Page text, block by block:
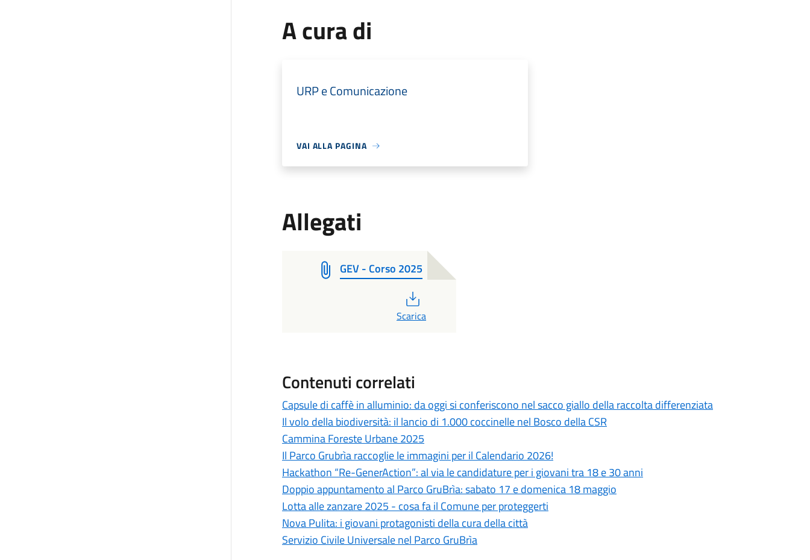
A cura di
URP e Comunicazione
VAI ALLA PAGINA
Allegati
GEV - Corso 2025
Scarica
Contenuti correlati
Capsule di caffè in alluminio: da oggi si conferiscono nel sacco giallo della raccolta differenziata
Il volo della biodiversità: il lancio di 1.000 coccinelle nel Bosco della CSR
Cammina Foreste Urbane 2025
Il Parco Grubrìa raccoglie le immagini per il Calendario 2026!
Hackathon “Re-GenerAction”: al via le candidature per i giovani tra 18 e 30 anni
Doppio appuntamento al Parco GruBrìa: sabato 17 e domenica 18 maggio
Lotta alle zanzare 2025 - cosa fa il Comune per proteggerti
Nova Pulita: i giovani protagonisti della cura della città
Servizio Civile Universale nel Parco GruBrìa